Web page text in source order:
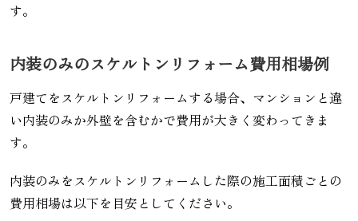
す。
内装のみのスケルトンリフォーム費用相場例
戸建てをスケルトンリフォームする場合、マンションと違
い内装のみか外壁を含むかで費用が大きく変わってきま
す。
内装のみをスケルトンリフォームした際の施工面積ごとの
費用相場は以下を目安としてください。